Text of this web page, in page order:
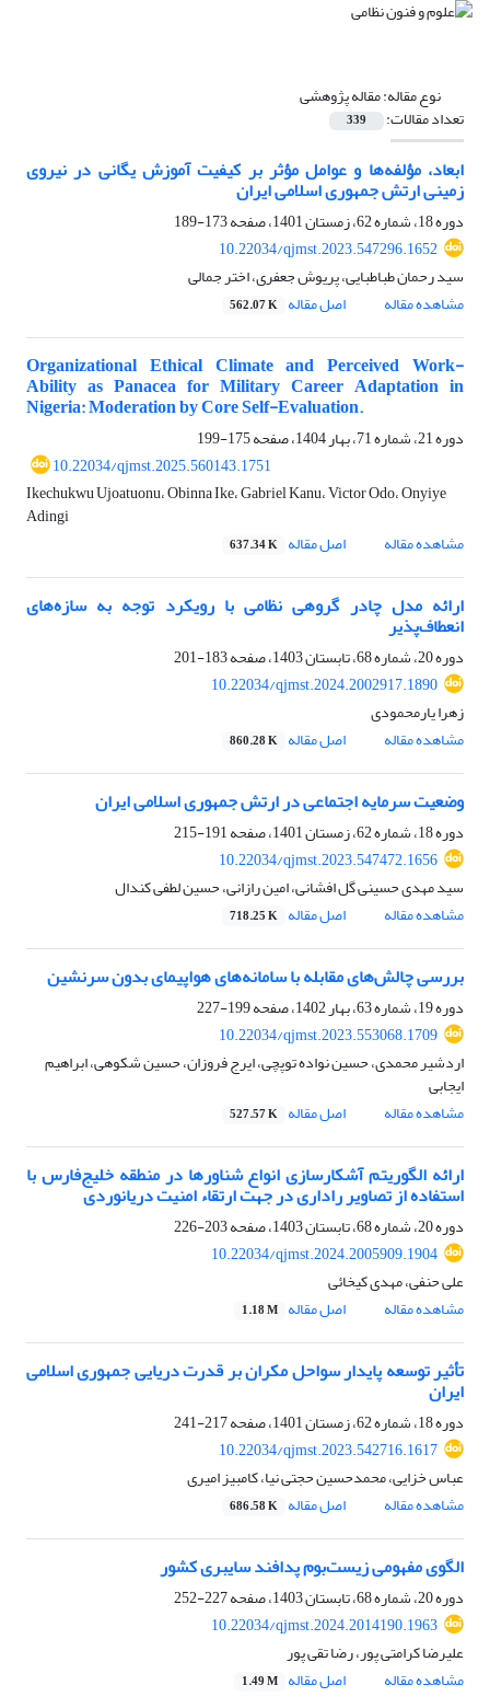
نوع مقاله:مقاله پژوهشی
تعداد مقالات: 339
ابعاد، مؤلفه‌ها و عوامل مؤثر بر کیفیت آموزش یگانی در نیروی
زمینی ارتش جمهوری اسلامی ایران
دوره 18، شماره 62، زمستان 1401، صفحه
173-189
10.22034/qjmst.2023.547296.1652
سید رحمان طباطبایی، پریوش جعفری، اختر جمالی
مشاهده مقاله
اصل مقاله 562.07 K
Organizational Ethical Climate and Perceived Work-
Ability as Panacea for Military Career Adaptation in
Nigeria: Moderation by Core Self-Evaluation.
دوره 21، شماره 71، بهار 1404، صفحه
175-199
10.22034/qjmst.2025.560143.1751
Ikechukwu Ujoatuonu، Obinna Ike، Gabriel Kanu، Victor Odo، Onyiye
Adingi
مشاهده مقاله
اصل مقاله 637.34 K
ارائه مدل چادر گروهی نظامی با رویکرد توجه به سازه‌های
انعطاف‌پذیر
دوره 20، شماره 68، تابستان 1403، صفحه
183-201
10.22034/qjmst.2024.2002917.1890
زهرا یارمحمودی
مشاهده مقاله
اصل مقاله 860.28 K
وضعیت سرمایه اجتماعی در ارتش جمهوری اسلامی ایران
دوره 18، شماره 62، زمستان 1401، صفحه
191-215
10.22034/qjmst.2023.547472.1656
سید مهدی حسینی گل افشانی، امین رازانی، حسین لطفی کندال
مشاهده مقاله
اصل مقاله 718.25 K
بررسی چالش‌های مقابله با سامانه‌های هواپیمای بدون سرنشین
دوره 19، شماره 63، بهار 1402، صفحه
199-227
10.22034/qjmst.2023.553068.1709
اردشیر محمدی، حسین نواده توپچی، ایرج فروزان، حسین شکوهی، ابراهیم
ایجابی
مشاهده مقاله
اصل مقاله 527.57 K
ارائه الگوریتم آشکارسازی انواع شناورها در منطقه خلیج‌فارس با
استفاده از تصاویر راداری در جهت ارتقاء امنیت دریانوردی
دوره 20، شماره 68، تابستان 1403، صفحه
203-226
10.22034/qjmst.2024.2005909.1904
علی حنفی، مهدی کیخائی
مشاهده مقاله
اصل مقاله 1.18 M
تأثیر توسعه پایدار سواحل مکران بر قدرت دریایی جمهوری اسلامی
ایران
دوره 18، شماره 62، زمستان 1401، صفحه
217-241
10.22034/qjmst.2023.542716.1617
عباس خزایی، محمدحسین حجتی نیا، کامبیز امیری
مشاهده مقاله
اصل مقاله 686.58 K
الگوی مفهومی زیست‌بوم پدافند سایبری کشور
دوره 20، شماره 68، تابستان 1403، صفحه
227-252
10.22034/qjmst.2024.2014190.1963
علیرضا کرامتی پور، رضا تقی پور
مشاهده مقاله
اصل مقاله 1.49 M